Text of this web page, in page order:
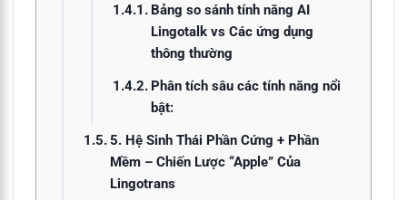
Bảng so sánh tính năng AI
Lingotalk vs Các ứng dụng
thông thường
Phân tích sâu các tính năng nổi
bật:
5. Hệ Sinh Thái Phần Cứng + Phần
Mềm – Chiến Lược “Apple” Của
Lingotrans